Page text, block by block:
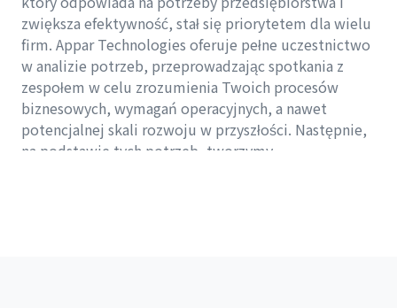
zwiększa efektywność, stał się priorytetem dla wielu
firm. Appar Technologies oferuje pełne uczestnictwo
w analizie potrzeb, przeprowadzając spotkania z
zespołem w celu zrozumienia Twoich procesów
biznesowych, wymagań operacyjnych, a nawet
potencjalnej skali rozwoju w przyszłości. Następnie,
na podstawie tych potrzeb, tworzymy